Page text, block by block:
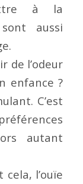
à la
aussi
de l’odeur
enfance ?
C’est
autant
l’ouïe